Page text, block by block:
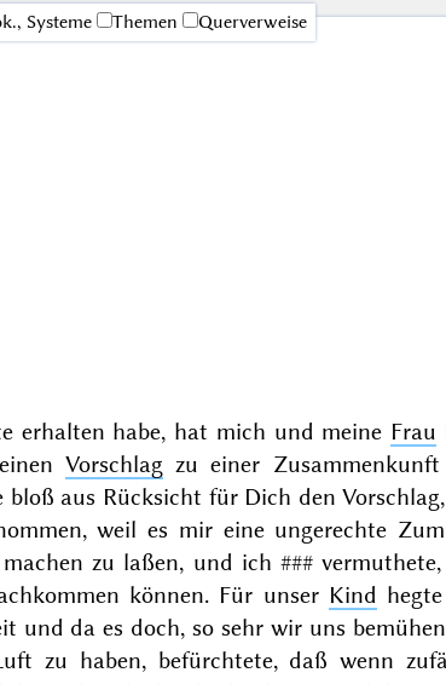
Systeme Themen Querverweise
erhalten habe, hat mich und meine Frau
Vorschlag zu einer
bloß aus Rücksicht für Dich den
weil es mir eine ungerechte
zu laßen, und ich ###vermuthete,
können. Für unser Kind
und da es doch, so sehr wir uns
zu haben, befürchtete, daß wenn